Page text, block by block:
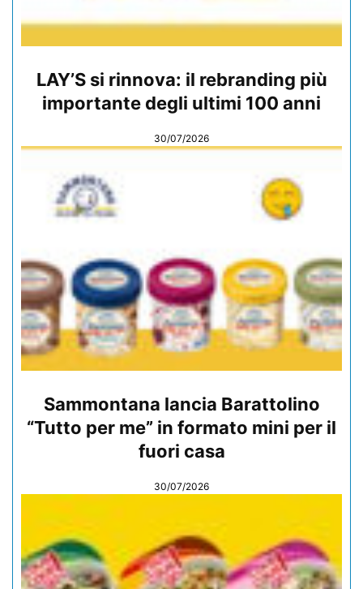
LAY’S si rinnova: il rebranding più
importante degli ultimi 100 anni
30/07/2026
Sammontana lancia Barattolino
“Tutto per me” in formato mini per il
fuori casa
30/07/2026